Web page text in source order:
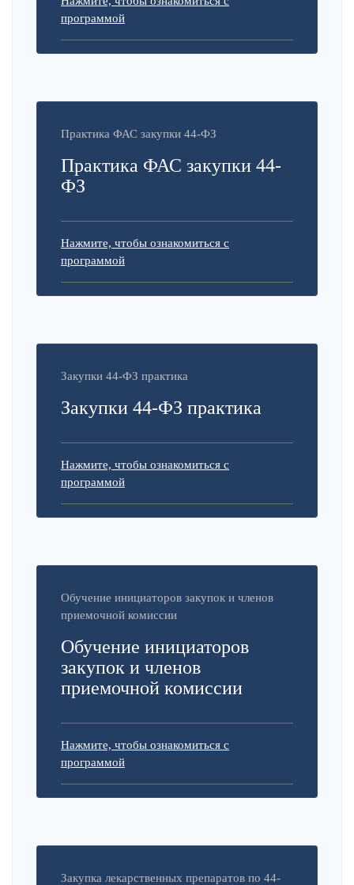
программой
Практика ФАС закупки 44-ФЗ
Практика ФАС закупки 44-
ФЗ
Нажмите, чтобы ознакомиться с
программой
Закупки 44-ФЗ практика
Закупки 44-ФЗ практика
Нажмите, чтобы ознакомиться с
программой
Обучение инициаторов закупок и членов
приемочной комиссии
Обучение инициаторов
закупок и членов
приемочной комиссии
Нажмите, чтобы ознакомиться с
программой
Закупка лекарственных препаратов по 44-